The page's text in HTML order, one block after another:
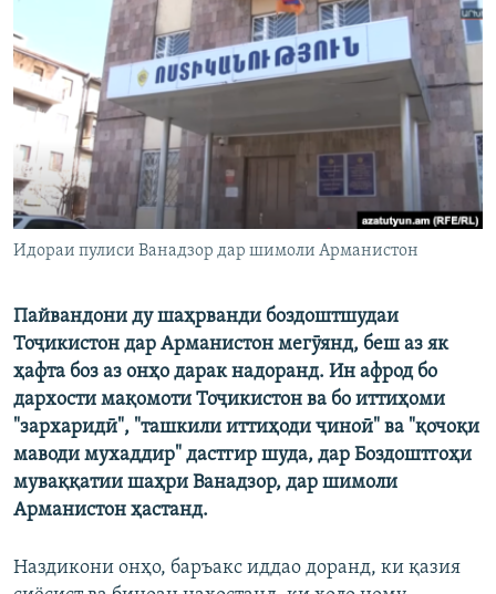
ГУЗОРИШҲОИ РАДИОӢ
Русский
ПАЙГИРӢ КУНЕД
Ҳамаи сомонаҳои RFE/RL
Идораи пулиси Ванадзор дар шимоли Арманистон
Пайвандони ду шаҳрванди боздоштшудаи
Тоҷикистон дар Арманистон мегӯянд, беш аз як
ҳафта боз аз онҳо дарак надоранд. Ин афрод бо
дархости мақомоти Тоҷикистон ва бо иттиҳоми
"зархаридӣ", "ташкили иттиҳоди ҷиноӣ" ва "қочоқи
маводи мухаддир" дастгир шуда, дар Боздоштгоҳи
муваққатии шаҳри Ванадзор, дар шимоли
Арманистон ҳастанд.
Наздикони онҳо, баръакс иддао доранд, ки қазия